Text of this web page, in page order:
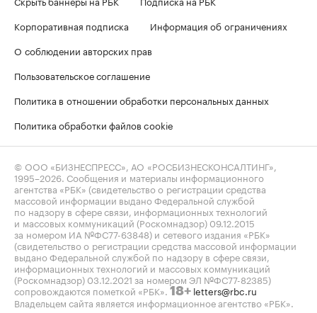
Корпоративная подписка
Информация об ограничениях
О соблюдении авторских прав
Пользовательское соглашение
Политика в отношении обработки персональных данных
Политика обработки файлов cookie
© ООО «БИЗНЕСПРЕСС», АО «РОСБИЗНЕСКОНСАЛТИНГ»,
1995–2026 . Сообщения и материалы информационного
агентства «РБК» (свидетельство о регистрации средства
массовой информации выдано Федеральной службой
по надзору в сфере связи, информационных технологий
и массовых коммуникаций (Роскомнадзор) 09.12.2015
за номером ИА №ФС77-63848) и сетевого издания «РБК»
(свидетельство о регистрации средства массовой информации
выдано Федеральной службой по надзору в сфере связи,
информационных технологий и массовых коммуникаций
(Роскомнадзор) 03.12.2021 за номером ЭЛ №ФС77-82385)
сопровождаются пометкой «РБК». 18+ letters@rbc.ru
Владельцем сайта является информационное агентство «РБК».